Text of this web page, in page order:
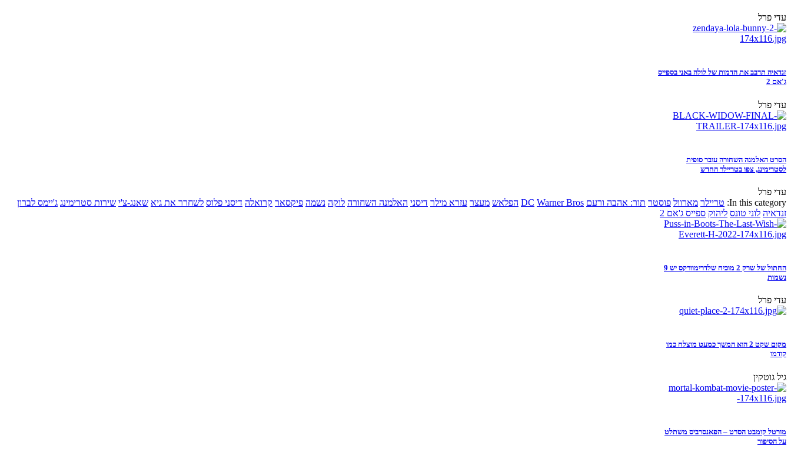
עדי פרל
זנדאיה תדבב את הדמות של לולה באני בספייס
ג'אם 2
עדי פרל
הסרט האלמנה השחורה עובר סופית
לסטרימינג, צפו בטריילר החדש
עדי פרל
In this category: טריילר מארוול פוסטר תור: אהבה ורעם DC Warner Bros הפלאש מעצר עזרא מילר דיסני האלמנה השחורה לוקה נשמה פיקסאר קרואלה דיסני פלוס לשחרר את גיא שאנג-צ'י שירות סטרימינג ג'יימס לברון
זנדאיה לוני טונס ליהוק ספייס ג'אם 2
החתול של שרק 2 מוכיח שלדרימוורקס יש 9
נשמות
עדי פרל
מקום שקט 2 הוא המשך כמעט מוצלח כמו
קודמו
גיל גוטקין
מורטל קומבט הסרט – הפאנסרביס משתלט
על הסיפור